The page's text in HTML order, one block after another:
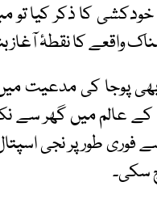
کا ذکر کیا تو
واقعے کا نقطۂ آغاز
پوجا کی مدعیت
عالم میں گھر سے
فوری طور پر نجی
سکی۔